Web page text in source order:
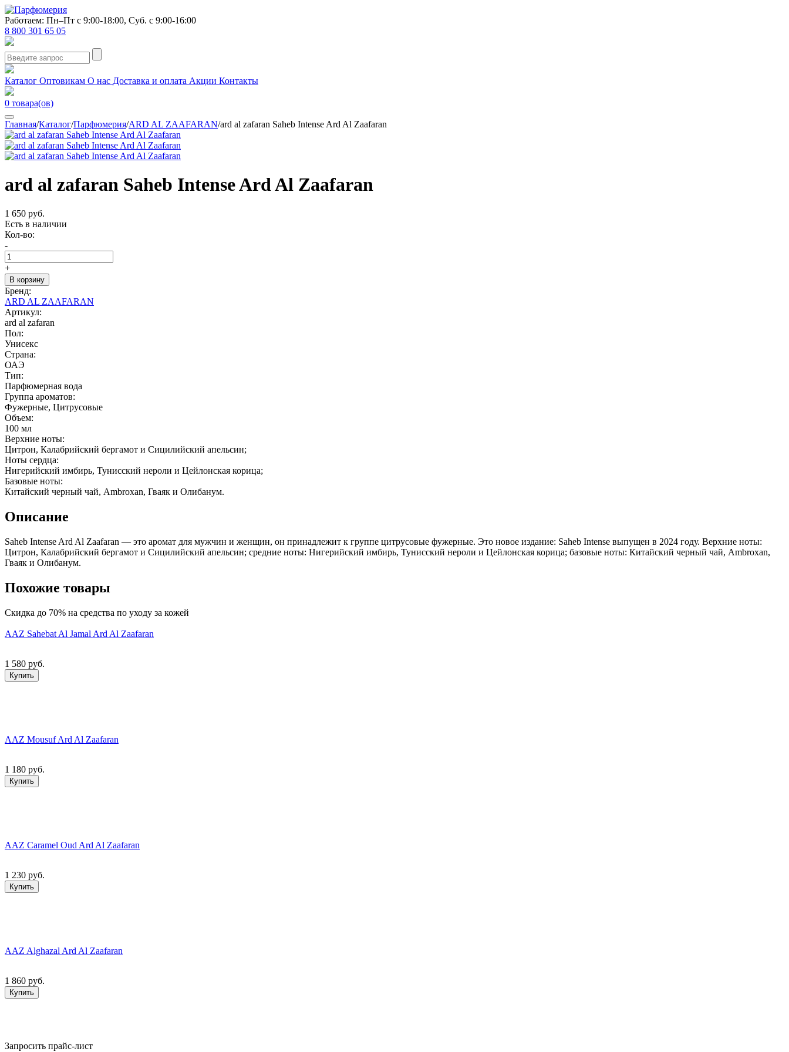
Работаем: Пн–Пт с 9:00-18:00, Суб. с 9:00-16:00
8 800 301 65 05
Каталог Оптовикам О нас Доставка и оплата Акции Контакты
0 товара(ов)
Главная/Каталог/Парфюмерия/ARD AL ZAAFARAN/ard al zafaran Saheb Intense Ard Al Zaafaran
ard al zafaran Saheb Intense Ard Al Zaafaran
1 650 руб.
Есть в наличии
Кол-во:
-
+
В корзину
Бренд:
ARD AL ZAAFARAN
Артикул:
ard al zafaran
Пол:
Унисекс
Страна:
ОАЭ
Тип:
Парфюмерная вода
Группа ароматов:
Фужерные, Цитрусовые
Объем:
100 мл
Верхние ноты:
Цитрон, Калабрийский бергамот и Сицилийский апельсин;
Ноты сердца:
Нигерийский имбирь, Тунисский нероли и Цейлонская корица;
Базовые ноты:
Китайский черный чай, Ambroxan, Гваяк и Олибанум.
Описание
Saheb Intense Ard Al Zaafaran — это аромат для мужчин и женщин, он принадлежит к группе цитрусовые фужерные. Это новое издание: Saheb Intense выпущен в 2024 году. Верхние ноты:
Цитрон, Калабрийский бергамот и Сицилийский апельсин; средние ноты: Нигерийский имбирь, Тунисский нероли и Цейлонская корица; базовые ноты: Китайский черный чай, Ambroxan,
Гваяк и Олибанум.
Похожие товары
Скидка до 70% на средства по уходу за кожей
AAZ Sahebat Al Jamal Ard Al Zaafaran
1 580 руб.
Купить
AAZ Mousuf Ard Al Zaafaran
1 180 руб.
Купить
AAZ Caramel Oud Ard Al Zaafaran
1 230 руб.
Купить
AAZ Alghazal Ard Al Zaafaran
1 860 руб.
Купить
Запросить прайс-лист